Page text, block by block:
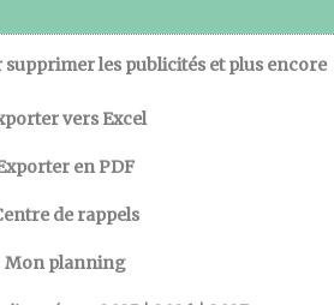
supprimer les publicités et plus encore
vers Excel
en PDF
de rappels
Mon planning